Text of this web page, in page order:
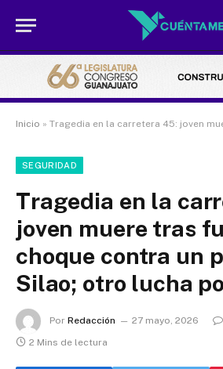
Inicio » Tragedia en la carretera 45: joven muere tras fuerte choque
SEGURIDAD
Tragedia en la
joven muere tras
choque contra un
Silao; otro lucha
Por Redacción 27 mayo, 2026
2 Mins de lectura